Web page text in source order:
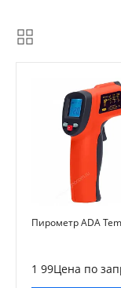
Пирометр ADA
1 99Цена по